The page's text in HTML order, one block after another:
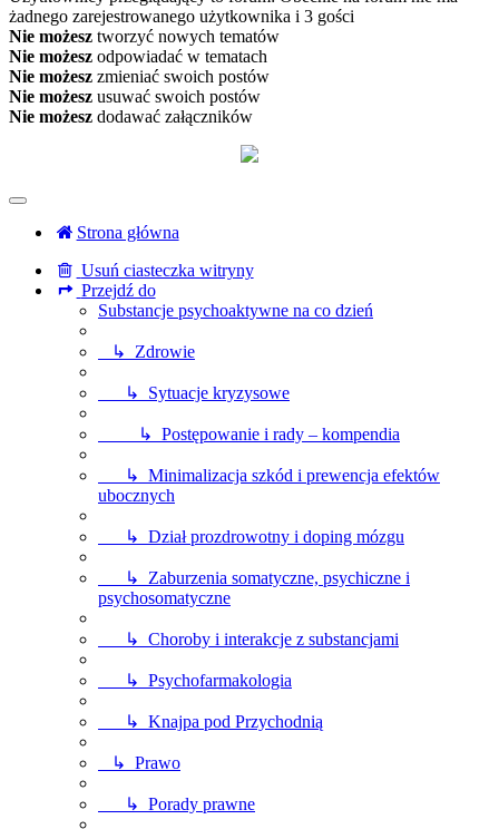
żadnego zarejestrowanego użytkownika i 3 gości
Nie możesz tworzyć nowych tematów
Nie możesz odpowiadać w tematach
Nie możesz zmieniać swoich postów
Nie możesz usuwać swoich postów
Nie możesz dodawać załączników
Strona główna
Usuń ciasteczka witryny
Przejdź do
Substancje psychoaktywne na co dzień
↳ Zdrowie
↳ Sytuacje kryzysowe
↳ Postępowanie i rady – kompendia
↳ Minimalizacja szkód i prewencja efektów
ubocznych
↳ Dział prozdrowotny i doping mózgu
↳ Zaburzenia somatyczne, psychiczne i
psychosomatyczne
↳ Choroby i interakcje z substancjami
↳ Psychofarmakologia
↳ Knajpa pod Przychodnią
↳ Prawo
↳ Porady prawne